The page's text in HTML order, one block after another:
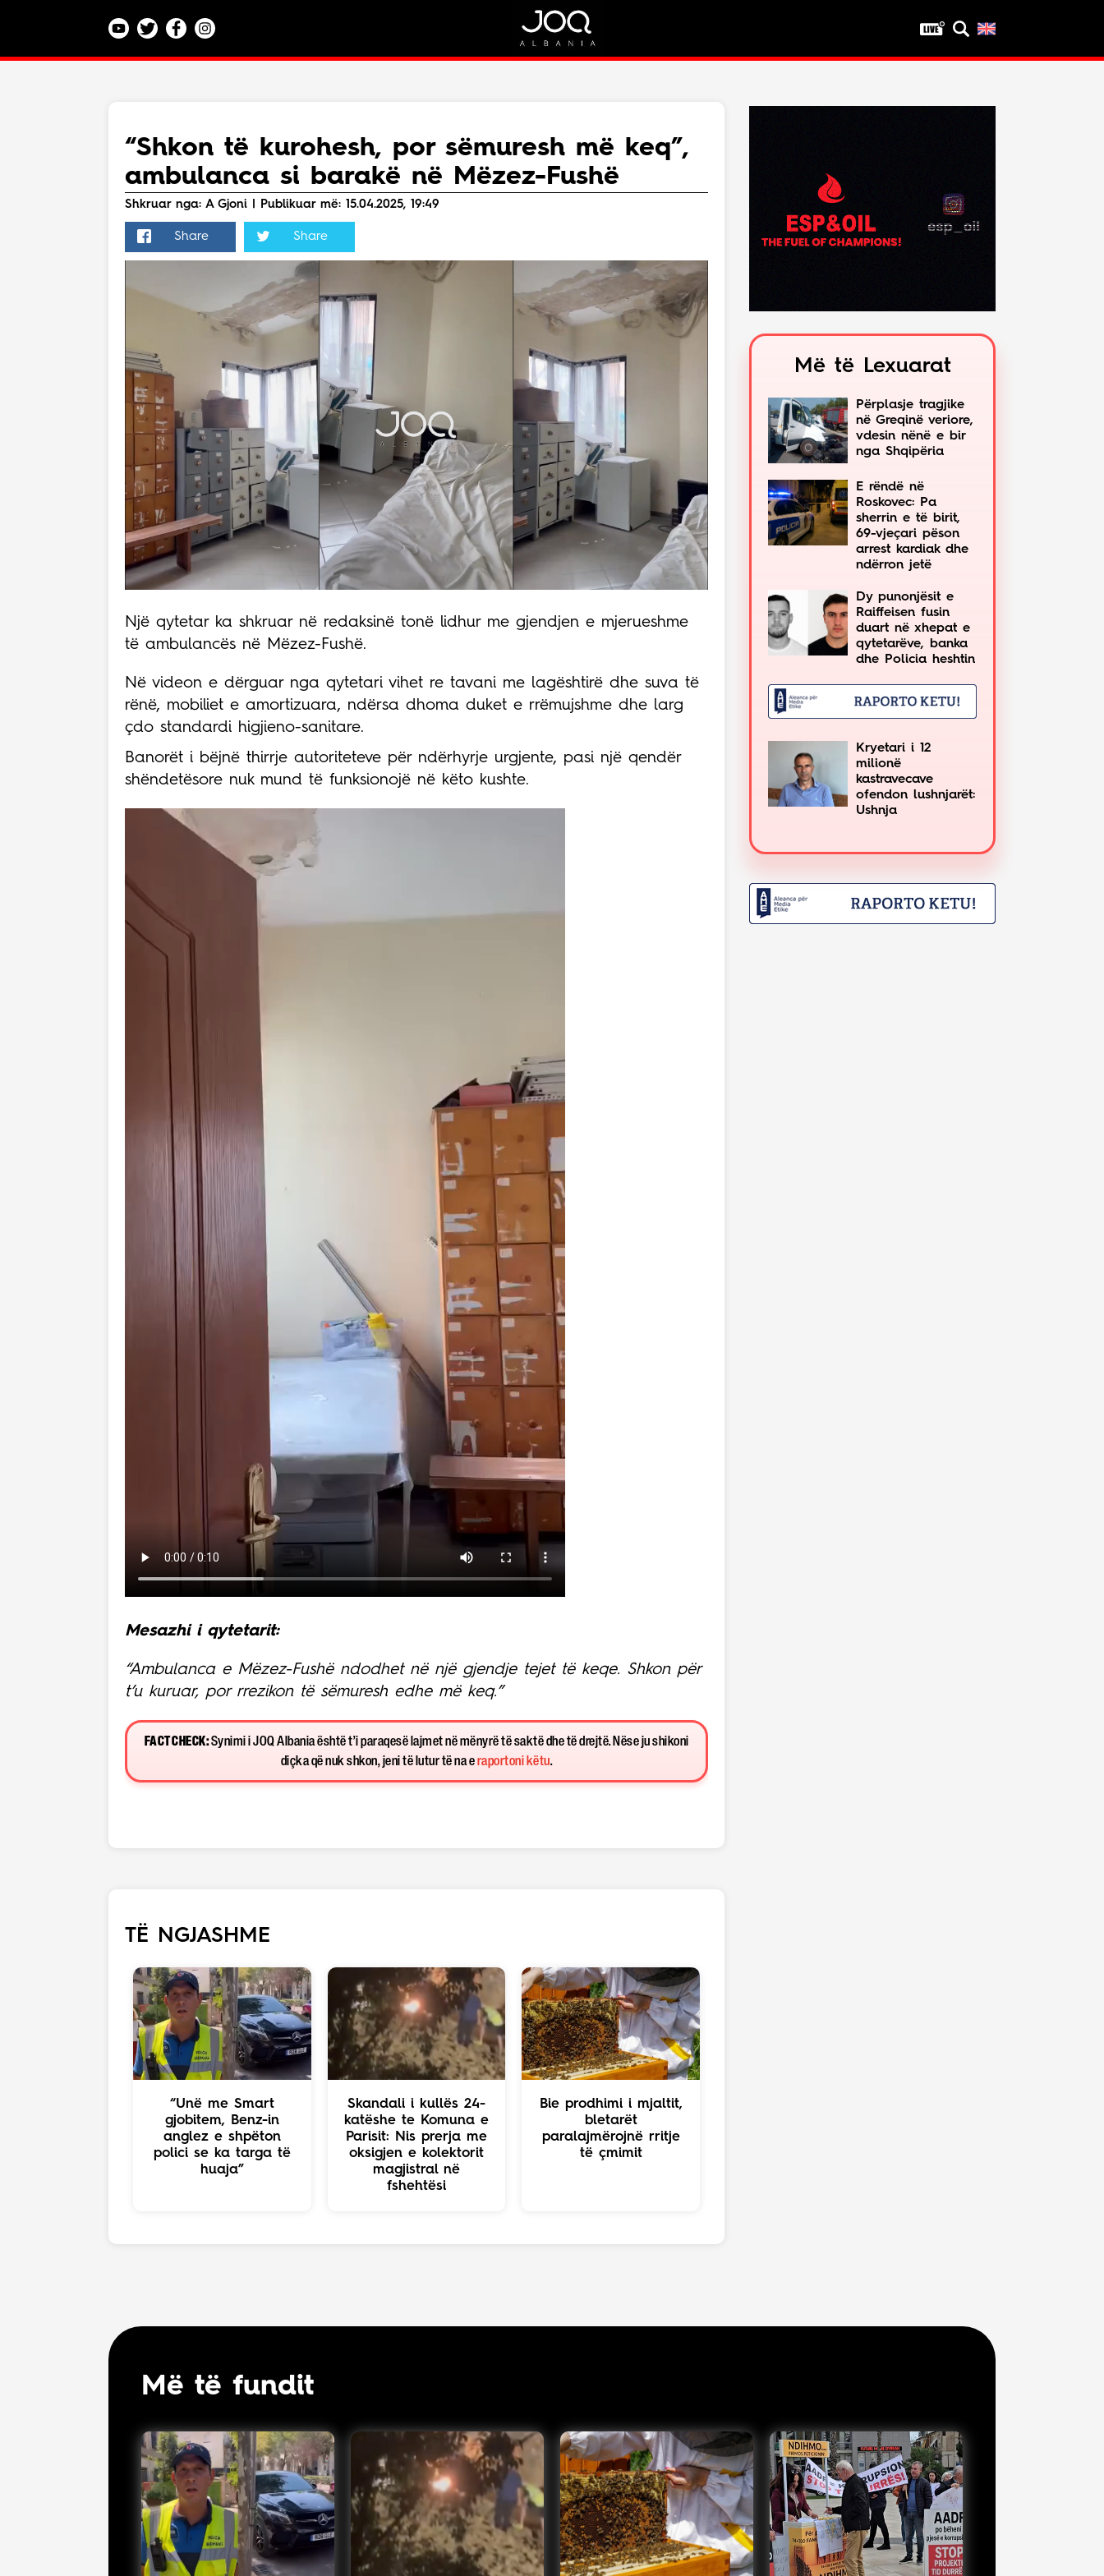
Lajme
Teknologji
Bota
Argëtim
Maqedoni
Puno me ne!
Live
Kontakt
“Shkon të kurohesh, por sëmuresh më keq”,
ambulanca si barakë në Mëzez-Fushë
Shkruar nga: A Gjoni | Publikuar më: 15.04.2025, 19:49
Share Share
Një qytetar ka shkruar në redaksinë tonë lidhur me gjendjen e mjerueshme
të ambulancës në Mëzez-Fushë.
Në videon e dërguar nga qytetari vihet re tavani me lagështirë dhe suva të
rënë, mobiliet e amortizuara, ndërsa dhoma duket e rrëmujshme dhe larg
çdo standardi higjieno-sanitare.
Banorët i bëjnë thirrje autoriteteve për ndërhyrje urgjente, pasi një qendër
shëndetësore nuk mund të funksionojë në këto kushte.
Mesazhi i qytetarit:
“Ambulanca e Mëzez-Fushë ndodhet në një gjendje tejet të keqe. Shkon për
t’u kuruar, por rrezikon të sëmuresh edhe më keq.”
FACT CHECK:Synimi i JOQ Albania është t’i paraqesë lajmet në mënyrë të saktë dhe të drejtë. Nëse ju shikoni
diçka që nuk shkon, jeni të lutur të na e raportoni këtu.
TË NGJASHME
“Unë me Smart
gjobitem, Benz-in
anglez e shpëton
polici se ka targa të
huaja”
Skandali i kullës 24-
katëshe te Komuna e
Parisit: Nis prerja me
oksigjen e kolektorit
magjistral në
fshehtësi
Bie prodhimi i mjaltit,
bletarët
paralajmërojnë rritje
të çmimit
Më të Lexuarat
Përplasje tragjike
në Greqinë veriore,
vdesin nënë e bir
nga Shqipëria
E rëndë në
Roskovec: Pa
sherrin e të birit,
69-vjeçari pëson
arrest kardiak dhe
ndërron jetë
Dy punonjësit e
Raiffeisen fusin
duart në xhepat e
qytetarëve, banka
dhe Policia heshtin
Kryetari i 12
milionë
kastravecave
ofendon lushnjarët:
Ushnja
Më të fundit